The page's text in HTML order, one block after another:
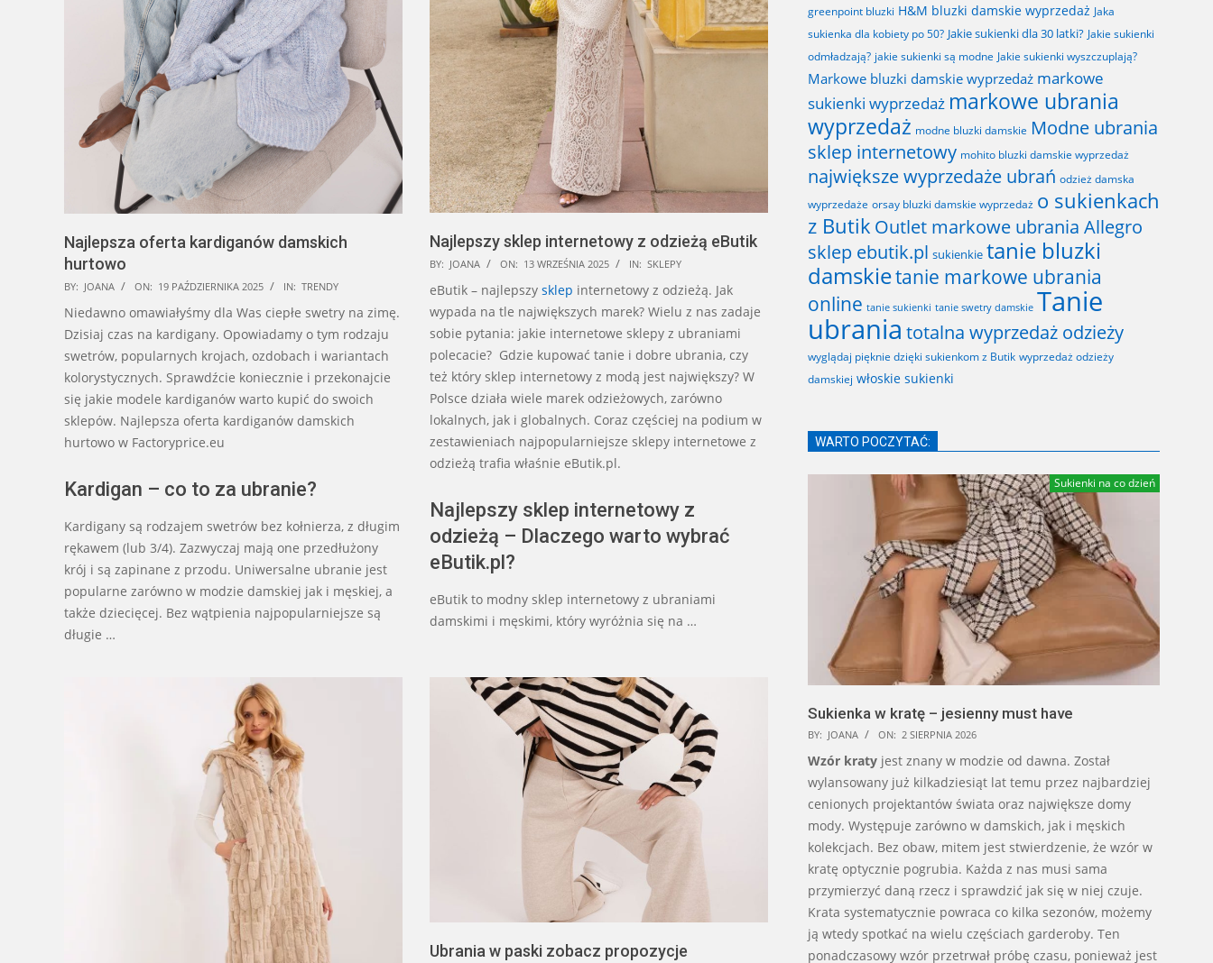
Najlepsza oferta kardiganów damskich
hurtowo
2025-
10-
19
BY: JOANA ON: 19 PAŹDZIERNIKA 2025 IN: TRENDY
Niedawno omawiałyśmy dla Was ciepłe swetry na zimę.
Dzisiaj czas na kardigany. Opowiadamy o tym rodzaju
swetrów, popularnych krojach, ozdobach i wariantach
kolorystycznych. Sprawdźcie koniecznie i przekonajcie
się jakie modele kardiganów warto kupić do swoich
sklepów. Najlepsza oferta kardiganów damskich
hurtowo w Factoryprice.eu
Kardigan – co to za ubranie?
Kardigany są rodzajem swetrów bez kołnierza, z długim
rękawem (lub 3/4). Zazwyczaj mają one przedłużony
krój i są zapinane z przodu. Uniwersalne ubranie jest
popularne zarówno w modzie damskiej jak i męskiej, a
także dziecięcej. Bez wątpienia najpopularniejsze są
długie …
Najlepszy sklep internetowy z odzieżą eButik
2025-
09-
13
BY: JOANA ON: 13 WRZEŚNIA 2025 IN: SKLEPY
eButik – najlepszy sklep internetowy z odzieżą. Jak
wypada na tle największych marek? Wielu z nas zadaje
sobie pytania: jakie internetowe sklepy z ubraniami
polecacie? Gdzie kupować tanie i dobre ubrania, czy
też który sklep internetowy z modą jest największy? W
Polsce działa wiele marek odzieżowych, zarówno
lokalnych, jak i globalnych. Coraz częściej na podium w
zestawieniach najpopularniejsze sklepy internetowe z
odzieżą trafia właśnie eButik.pl.
Najlepszy sklep internetowy z
odzieżą – Dlaczego warto wybrać
eButik.pl?
eButik to modny sklep internetowy z ubraniami
damskimi i męskimi, który wyróżnia się na …
Ubrania w paski zobacz propozycje
greenpoint bluzki H&M bluzki damskie wyprzedaż Jaka
sukienka dla kobiety po 50? Jakie sukienki dla 30 latki? Jakie sukienki
odmładzają? jakie sukienki są modne Jakie sukienki wyszczuplają?
Markowe bluzki damskie wyprzedaż markowe
sukienki wyprzedaż markowe ubrania
wyprzedaż modne bluzki damskie Modne ubrania
sklep internetowy mohito bluzki damskie wyprzedaż
największe wyprzedaże ubrań odzież damska
wyprzedaże orsay bluzki damskie wyprzedaż o sukienkach
z Butik Outlet markowe ubrania Allegro
sklep ebutik.pl sukienkie tanie bluzki
damskietanie markowe ubrania
online tanie sukienki tanie swetry damskie Tanie
ubrania totalna wyprzedaż odzieży
wyglądaj pięknie dzięki sukienkom z Butik wyprzedaż odzieży
damskiej włoskie sukienki
WARTO POCZYTAĆ:
Sukienki na co dzień
Sukienka w kratę – jesienny must have
BY: JOANA ON: 2 SIERPNIA 2026
Wzór kraty jest znany w modzie od dawna. Został
wylansowany już kilkadziesiąt lat temu przez najbardziej
cenionych projektantów świata oraz największe domy
mody. Występuje zarówno w damskich, jak i męskich
kolekcjach. Bez obaw, mitem jest stwierdzenie, że wzór w
kratę optycznie pogrubia. Każda z nas musi sama
przymierzyć daną rzecz i sprawdzić jak się w niej czuje.
Krata systematycznie powraca co kilka sezonów, możemy
ją wtedy spotkać na wielu częściach garderoby. Ten
ponadczasowy wzór przetrwał próbę czasu, ponieważ jest